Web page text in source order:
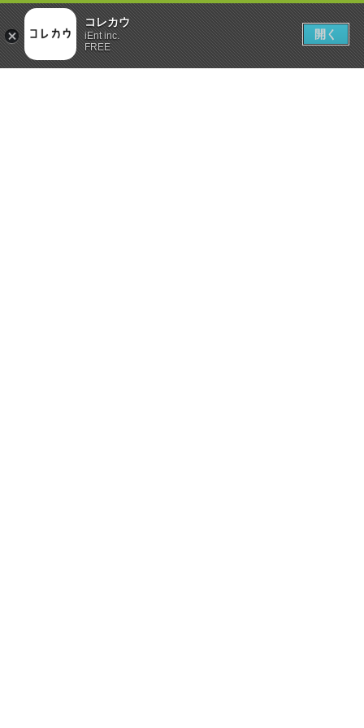
コレカウ
iEnt inc.
FREE
開く